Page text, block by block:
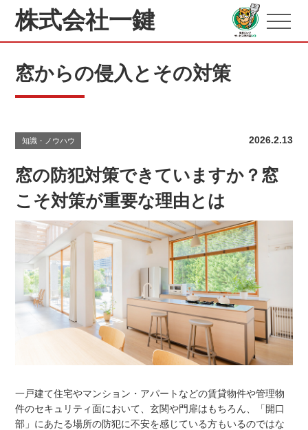
株式会社一鍵
窓からの侵入とその対策
知識・ノウハウ 2026.2.13
窓の防犯対策できていますか？窓
こそ対策が重要な理由とは
一戸建て住宅やマンション・アパートなどの賃貸物件や管理物
件のセキュリティ面において、玄関や門扉はもちろん、「開口
部」にあたる場所の防犯に不安を感じている方もいるのではな